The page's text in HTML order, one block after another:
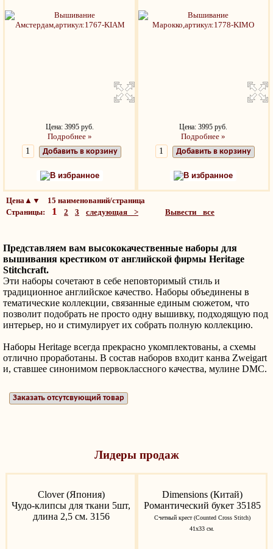
Цена: 3995 руб.
Подробнее »
Добавить в корзину
В избранное
Цена: 3995 руб.
Подробнее »
Добавить в корзину
В избранное
Цена▲▼ 15 наименований/страница
Страницы: 1 2 3 следующая > Вывести все
Представляем вам высококачественные наборы для
вышивания крестиком от английской фирмы Heritage
Stitchcraft.
Эти наборы сочетают в себе неповторимый стиль и
традиционное английское качество. Наборы объединены в
тематические коллекции, связанные единым сюжетом, что
позволит подобрать не просто одну вышивку, подходящую под
интерьер, но и стимулирует их собрать полную коллекцию.
Наборы Heritage всегда прекрасно укомплектованы, а схемы
отлично проработаны. В состав наборов входит канва Zweigart
и, ставшее синонимом первоклассного качества, мулине DMC.
Заказать отсутсвующий товар
Лидеры продаж
Clover (Япония)
Чудо-клипсы для ткани 5шт,
длина 2,5 см. 3156
Dimensions (Китай)
Романтический букет 35185
Счетный крест (Counted Cross Stitch)
41x33 см.